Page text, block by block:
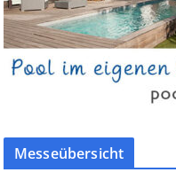
Messeübersicht